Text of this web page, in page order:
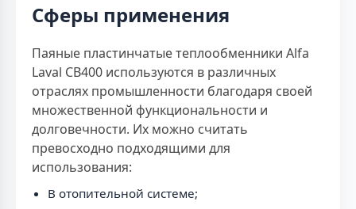
Сферы применения
Паяные пластинчатые теплообменники Alfa
Laval CB400 используются в различных
отраслях промышленности благодаря своей
множественной функциональности и
долговечности. Их можно считать
превосходно подходящими для
использования:
В отопительной системе;